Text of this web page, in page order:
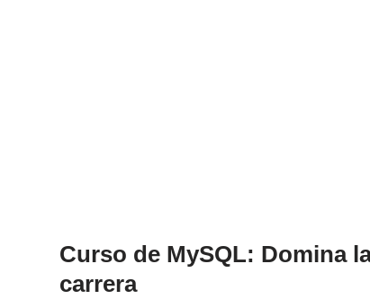
Curso de MySQL: Domina
carrera